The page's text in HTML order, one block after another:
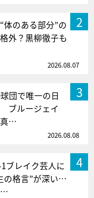
2
体のある部分”の
外？黒柳徹子も
2026.08.07
3
団で唯一の日
ブルージェイ
真…
2026.08.08
4
ブレイク芸人に
の格言”が深い…
…